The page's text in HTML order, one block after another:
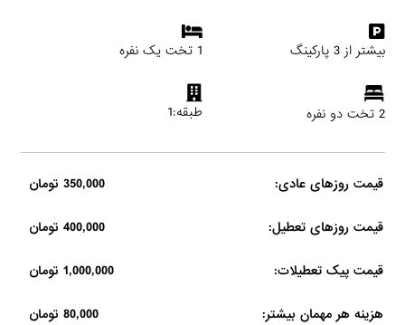
بیشتر از 3 پارکینگ 1 تخت یک نفره
2 تخت دو نفره طبقه:1
قیمت روزهای عادی: 350,000 تومان
قیمت روزهای تعطیل: 400,000 تومان
قیمت پیک تعطیلات: 1,000,000 تومان
هزینه هر مهمان بیشتر: 80,000 تومان